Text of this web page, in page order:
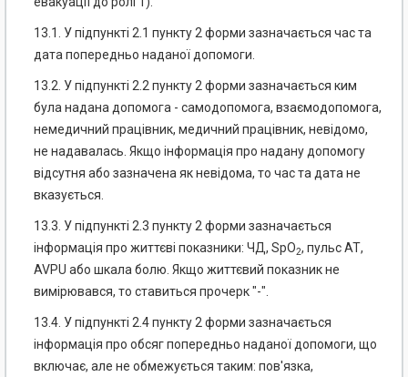
13.1. У підпункті 2.1 пункту 2 форми зазначається час та
дата попередньо наданої допомоги.
13.2. У підпункті 2.2 пункту 2 форми зазначається ким
була надана допомога - самодопомога, взаємодопомога,
немедичний працівник, медичний працівник, невідомо,
не надавалась. Якщо інформація про надану допомогу
відсутня або зазначена як невідома, то час та дата не
вказується.
13.3. У підпункті 2.3 пункту 2 форми зазначається
інформація про життєві показники: ЧД, SpO2, пульс АТ,
AVPU або шкала болю. Якщо життєвий показник не
вимірювався, то ставиться прочерк "-".
13.4. У підпункті 2.4 пункту 2 форми зазначається
інформація про обсяг попередньо наданої допомоги, що
включає, але не обмежується таким: пов'язка,